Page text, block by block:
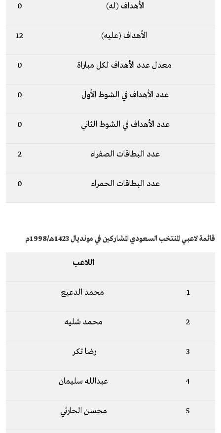
الأهداف (له) 0
الأهداف (عليه) 12
معدل عدد الأهداف لكل مباراة 0
عدد الأهداف في الشوط الأول 0
عدد الأهداف في الشوط الثاني 0
عدد البطاقات الصفراء 2
عدد البطاقات الحمراء 0
قائمة لاعبي المنتخب السعودي المشاركين في مونديال 1423هـ/1998م
اللاعب
1 محمد الدعيع
2 محمد شليه
3 رضا تكر
4 عبدالله سليمان
5 محسن الحارثي